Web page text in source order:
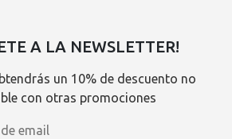
A LA NEWSLETTER!
un 10% de descuento no
con otras promociones